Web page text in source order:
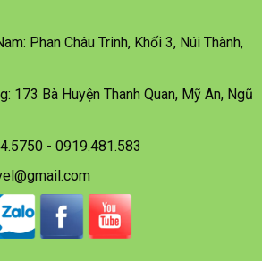
Phan Châu Trinh, Khối 3, Núi Thành,
173 Bà Huyện Thanh Quan, Mỹ An, Ngũ
- 0919.481.583